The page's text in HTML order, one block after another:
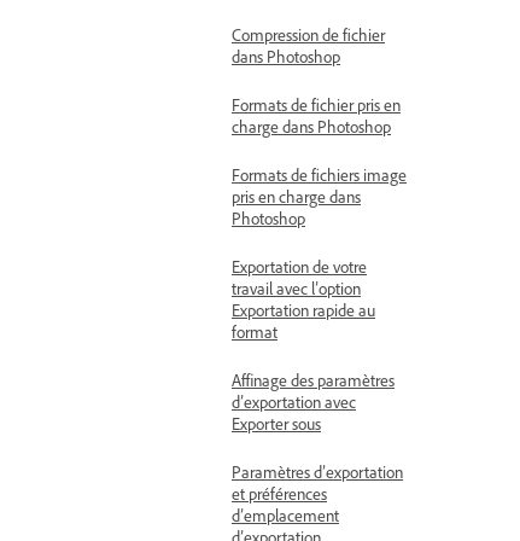
Compression de fichier
dans Photoshop
Formats de fichier pris en
charge dans Photoshop
Formats de fichiers image
pris en charge dans
Photoshop
Exportation de votre
travail avec l’option
Exportation rapide au
format
Affinage des paramètres
d’exportation avec
Exporter sous
Paramètres d’exportation
et préférences
d’emplacement
d’exportation